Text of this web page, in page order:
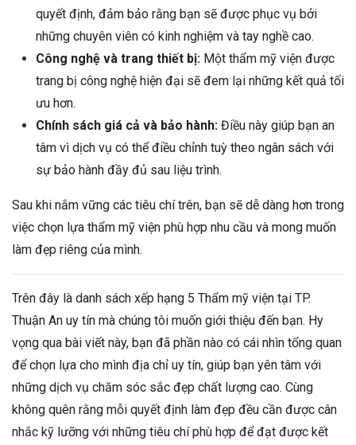
quyết định, đảm bảo rằng bạn sẽ được phục vụ bởi
những chuyên viên có kinh nghiệm và tay nghề cao.
Công nghệ và trang thiết bị: Một thẩm mỹ viện được
trang bị công nghệ hiện đại sẽ đem lại những kết quả tối
ưu hơn.
Chính sách giá cả và bảo hành: Điều này giúp bạn an
tâm vì dịch vụ có thể điều chỉnh tuỳ theo ngân sách với
sự bảo hành đầy đủ sau liệu trình.
Sau khi nắm vững các tiêu chí trên, bạn sẽ dễ dàng hơn trong
việc chọn lựa thẩm mỹ viện phù hợp nhu cầu và mong muốn
làm đẹp riêng của mình.
Trên đây là danh sách xếp hạng 5 Thẩm mỹ viện tại TP.
Thuận An uy tín mà chúng tôi muốn giới thiệu đến bạn. Hy
vọng qua bài viết này, bạn đã phần nào có cái nhìn tổng quan
để chọn lựa cho mình địa chỉ uy tín, giúp bạn yên tâm với
những dịch vụ chăm sóc sắc đẹp chất lượng cao. Cùng
không quên rằng mỗi quyết định làm đẹp đều cần được cân
nhắc kỹ lưỡng với những tiêu chí phù hợp để đạt được kết